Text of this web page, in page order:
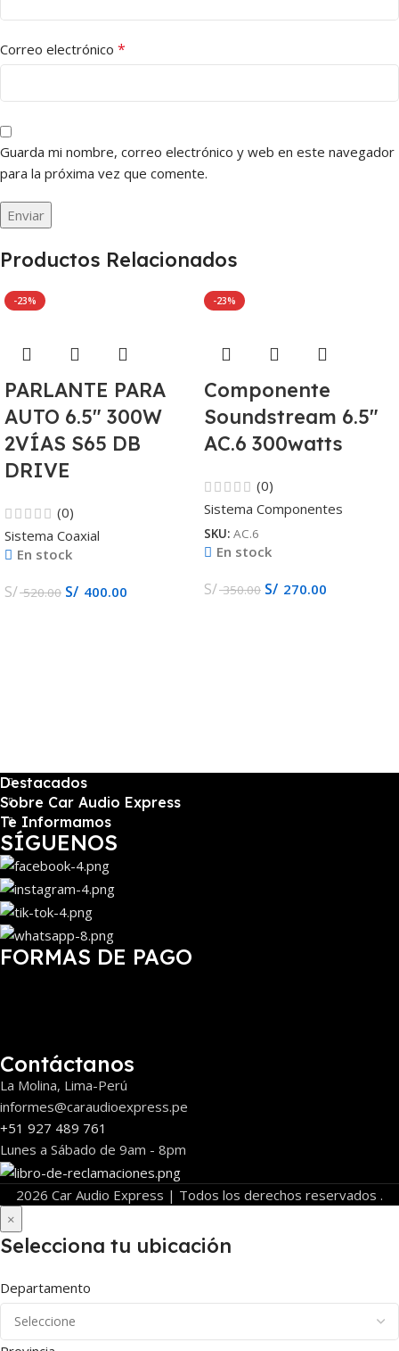
Correo electrónico *
Guarda mi nombre, correo electrónico y web en este navegador
para la próxima vez que comente.
Productos Relacionados
-23%
PARLANTE PARA
AUTO 6.5″ 300W
2VÍAS S65 DB
DRIVE
(0)
Sistema Coaxial
En stock
S/520.00 S/ 400.00
-23%
Componente
Soundstream 6.5″
AC.6 300watts
(0)
Sistema Componentes
SKU: AC.6
En stock
S/350.00 S/ 270.00
Destacados
Sobre Car Audio Express
Te Informamos
SÍGUENOS
FORMAS DE PAGO
Contáctanos
La Molina, Lima-Perú
informes@caraudioexpress.pe
+51 927 489 761
Lunes a Sábado de 9am - 8pm
2026 Car Audio Express | Todos los derechos reservados .
×
Selecciona tu ubicación
Departamento